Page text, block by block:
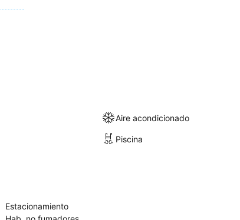
Aire acondicionado
Piscina
Estacionamiento